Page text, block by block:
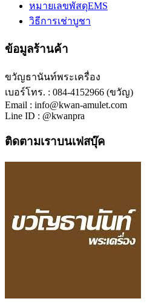
หมายเลขพัสดุEMS
วิธีการเช่าบูชา
ข้อมูลร้านค้า
ขวัญธานันท์พระเครื่อง
เบอร์โทร. : 084-4152966 (ขวัญ)
Email : info@kwan-amulet.com
Line ID : @kwanpra
ติดตามเราบนเฟสบุ๊ค